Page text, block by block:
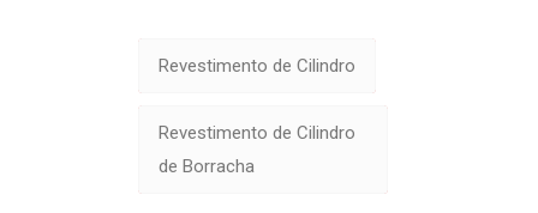
Revestimento de Cilindro
Revestimento de Cilindro
de Borracha